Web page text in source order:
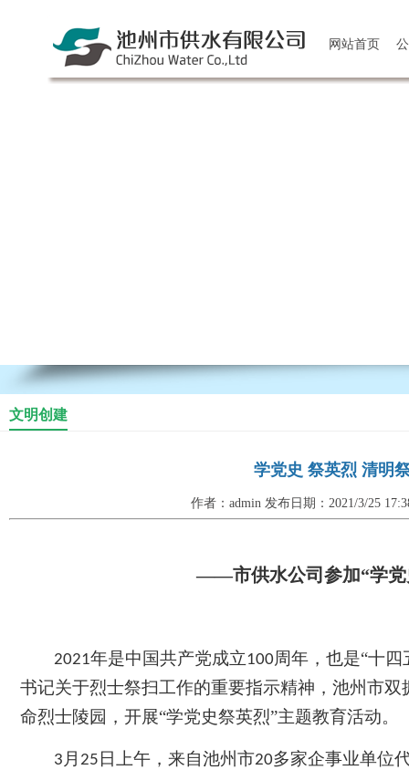
网站首页
文明创建
学党史 祭英烈 清明
作者：admin 发布日期：2021/3/25
——市供水公司参加“学
2021年是中国共产党成立100周年，也是“十
书记关于烈士祭扫工作的重要指示精神，池州市双
命烈士陵园，开展“学党史祭英烈”主题教育活动。
3 月 25 日上午，来自池州市20多家企事业单位